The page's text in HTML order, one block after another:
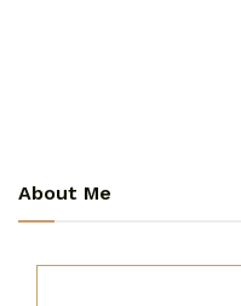
About Me